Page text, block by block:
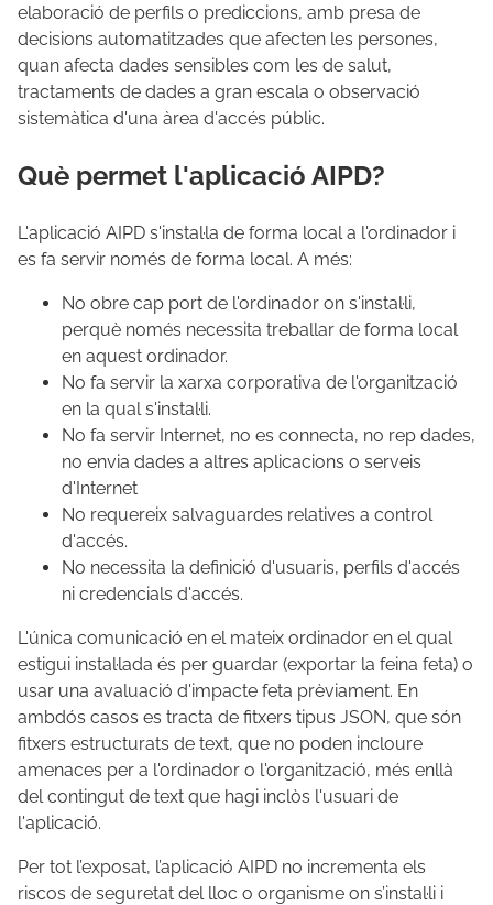
elaboració de perfils o prediccions, amb presa de
decisions automatitzades que afecten les persones,
quan afecta dades sensibles com les de salut,
tractaments de dades a gran escala o observació
sistemàtica d'una àrea d'accés públic.
Què permet l'aplicació AIPD?
L'aplicació AIPD s'instal·la de forma local a l'ordinador i
es fa servir només de forma local. A més:
No obre cap port de l'ordinador on s'instal·li,
perquè només necessita treballar de forma local
en aquest ordinador.
No fa servir la xarxa corporativa de l'organització
en la qual s'instal·li.
No fa servir Internet, no es connecta, no rep dades,
no envia dades a altres aplicacions o serveis
d'Internet
No requereix salvaguardes relatives a control
d'accés.
No necessita la definició d'usuaris, perfils d'accés
ni credencials d'accés.
L'única comunicació en el mateix ordinador en el qual
estigui instal·lada és per guardar (exportar la feina feta) o
usar una avaluació d'impacte feta prèviament. En
ambdós casos es tracta de fitxers tipus JSON, que són
fitxers estructurats de text, que no poden incloure
amenaces per a l'ordinador o l'organització, més enllà
del contingut de text que hagi inclòs l'usuari de
l'aplicació.
Per tot l’exposat, l’aplicació AIPD no incrementa els
riscos de seguretat del lloc o organisme on s’instal·li i